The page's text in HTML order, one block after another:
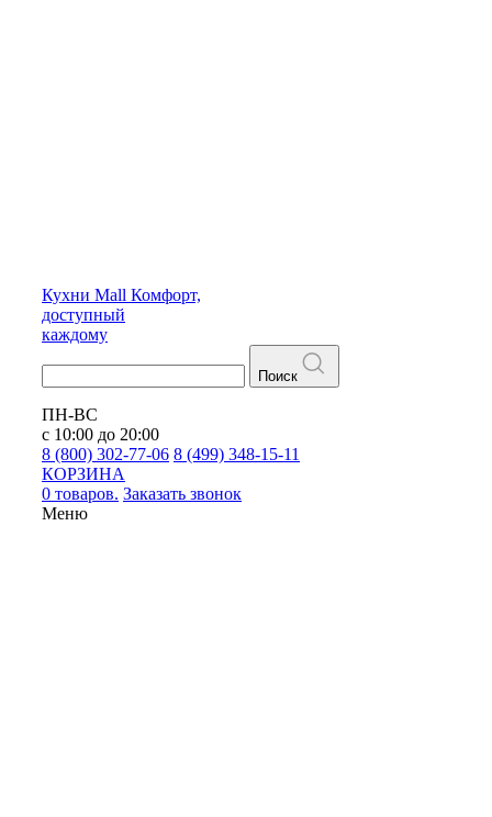
Кухни Mall Комфорт,
доступный
каждому
Поиск
ПН-ВС
с 10:00 до 20:00
8 (800) 302-77-06 8 (499) 348-15-11
КОРЗИНА
0 товаров. Заказать звонок
Меню